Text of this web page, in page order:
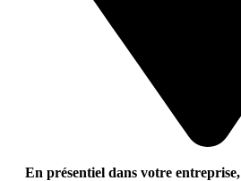
En présentiel dans votre entreprise,